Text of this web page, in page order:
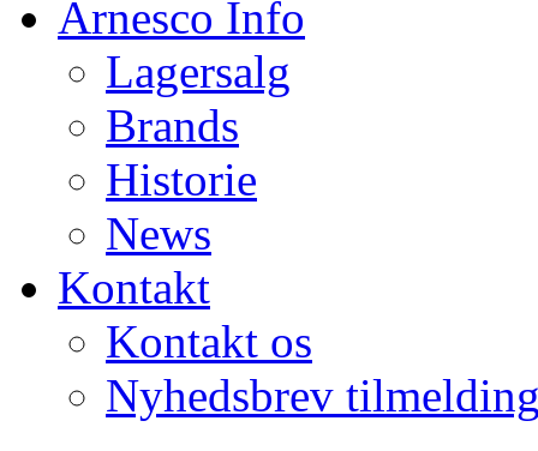
Arnesco Info
Lagersalg
Brands
Historie
News
Kontakt
Kontakt os
Nyhedsbrev